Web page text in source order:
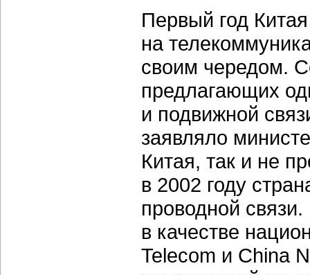
Первый год
на
своим чередом.
предлагающих
и подвижной
заявляло
Китая, так и не
в 2002 году
проводной
в качестве
Telecom и China